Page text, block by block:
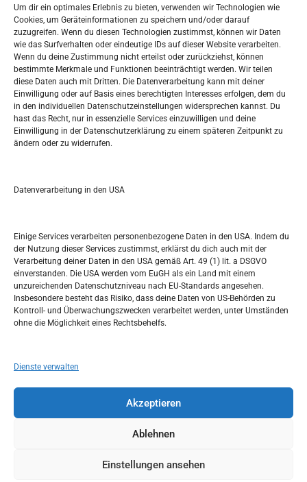
Um dir ein optimales Erlebnis zu bieten, verwenden wir Technologien wie
Cookies, um Geräteinformationen zu speichern und/oder darauf
zuzugreifen. Wenn du diesen Technologien zustimmst, können wir Daten
wie das Surfverhalten oder eindeutige IDs auf dieser Website verarbeiten.
Wenn du deine Zustimmung nicht erteilst oder zurückziehst, können
bestimmte Merkmale und Funktionen beeinträchtigt werden. Wir teilen
diese Daten auch mit Dritten. Die Datenverarbeitung kann mit deiner
Einwilligung oder auf Basis eines berechtigten Interesses erfolgen, dem du
in den individuellen Datenschutzeinstellungen widersprechen kannst. Du
hast das Recht, nur in essenzielle Services einzuwilligen und deine
Einwilligung in der Datenschutzerklärung zu einem späteren Zeitpunkt zu
ändern oder zu widerrufen.
Datenverarbeitung in den USA
Einige Services verarbeiten personenbezogene Daten in den USA. Indem du
der Nutzung dieser Services zustimmst, erklärst du dich auch mit der
Verarbeitung deiner Daten in den USA gemäß Art. 49 (1) lit. a DSGVO
einverstanden. Die USA werden vom EuGH als ein Land mit einem
unzureichenden Datenschutzniveau nach EU-Standards angesehen.
Insbesondere besteht das Risiko, dass deine Daten von US-Behörden zu
Kontroll- und Überwachungszwecken verarbeitet werden, unter Umständen
ohne die Möglichkeit eines Rechtsbehelfs.
Dienste verwalten
Akzeptieren
Ablehnen
Einstellungen ansehen
Datenschutzerklärung
Widerufsbelehrung
Oglašavanje / Postavite svoj oglas
Tko je “Idemo u Svijet – Njemačka?
Pretražite stranicu:
S
AUGUST 2025
M D M D F S
1 2
4 5 6 7 8 9 10
18 19
25 26 27 28 29 30 31
« Juli Sep. »
Copyright © 2026Idemo u Svijet-Njemacka!